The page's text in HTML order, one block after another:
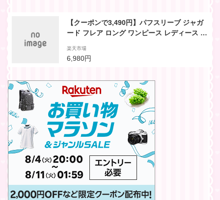
【クーポンで3,490円】パフスリーブ ジャガ
ード フレア ロング ワンピース レディース 半
ク ホワイト 白 ゆったり 大きめ 可愛い フェ
ミニン ガーリー きれいめ シンプル 大人可愛
定】
楽天市場
6,980円